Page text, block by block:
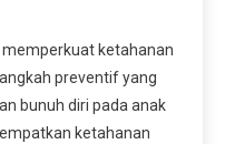
memperkuat ketahanan
preventif yang
bunuh diri pada anak
ketahanan